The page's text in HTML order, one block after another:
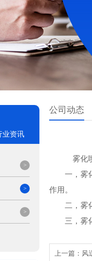
业资讯
公司动态
雾化
一，雾
作用。
二，雾
三，雾
上一篇： 风